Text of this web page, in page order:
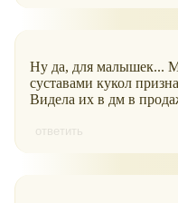
Ну да, для малышек...
суставами кукол
Видела их в дм в
ответить